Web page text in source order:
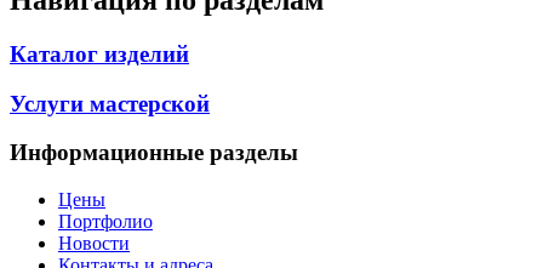
Каталог изделий
Услуги мастерской
Информационные разделы
Цены
Портфолио
Новости